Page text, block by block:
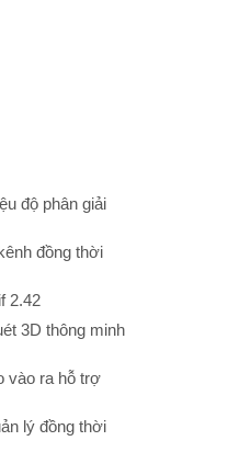
độ phân giải
đồng thời
2.42
3D thông minh
vào ra hỗ trợ
lý đồng thời